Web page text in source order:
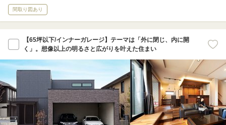
間取り図あり
【65坪以下/インナーガレージ】テーマは「外に閉じ、内に開
く」。想像以上の明るさと広がりを叶えた住まい